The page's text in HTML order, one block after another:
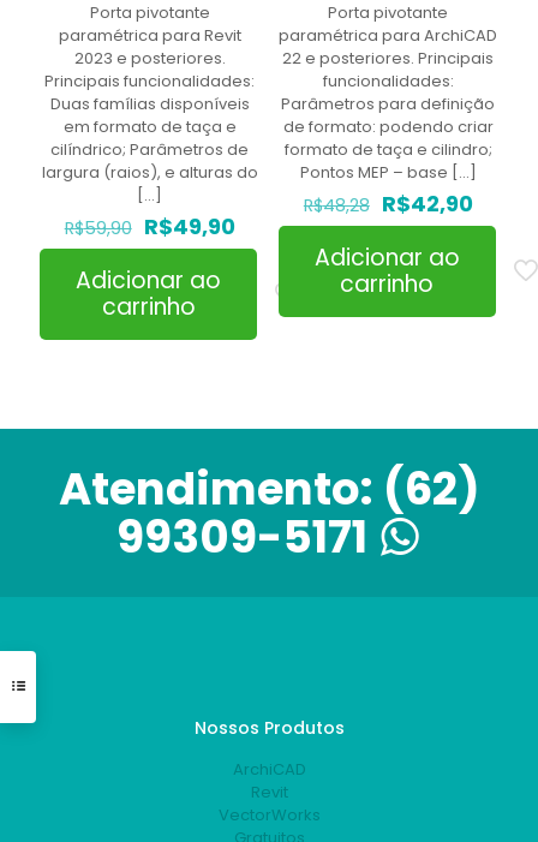
Porta pivotante
paramétrica para Revit
2023 e posteriores.
Principais funcionalidades:
Duas famílias disponíveis
em formato de taça e
cilíndrico; Parâmetros de
largura (raios), e alturas do
[…]
R$59,90 O
preço
original
era:
R$59,90.
R$49,90O
preço
R$49,90.
Adicionar ao
carrinho
Porta pivotante
paramétrica para ArchiCAD
22 e posteriores. Principais
funcionalidades:
Parâmetros para definição
de formato: podendo criar
formato de taça e cilindro;
Pontos MEP – base […]
R$48,28 O
preço
original
era:
R$48,28.
R$42,90O
preço
Adicionar ao
carrinho
Atendimento: (62)
99309-5171
Nossos Produtos
ArchiCAD
Revit
VectorWorks